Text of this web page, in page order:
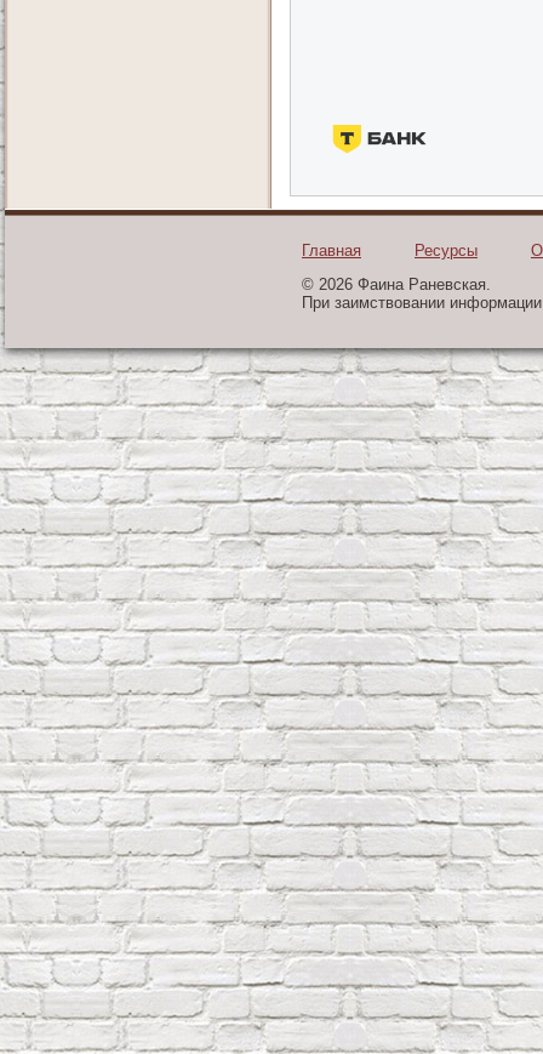
Главная Ресурсы
© 2026 Фаина Раневская.
При заимствовании